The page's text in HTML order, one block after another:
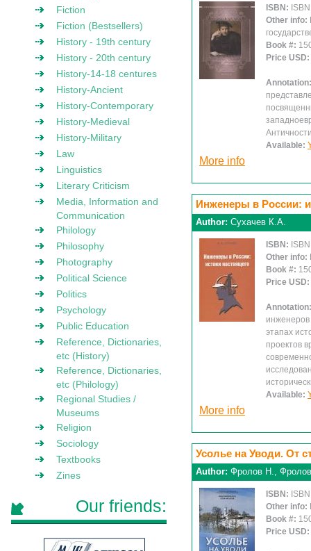
ISBN:
Other info:
Book #:
Price USD:
Available:
More info
Инженеры в России:
Author: Сухачев К.А.
ISBN:
Other info:
Book #:
Price USD:
этапах
проектов
Available:
More info
Усолье на Уводи. От
Author: Фролов Н.,
ISBN:
Other info:
Book #:
Price USD:
Fiction
Fiction (Bestsellers)
History - 19th century
History - 20th century
History-14-18 centures
History-Ancient
History-Contemporary
History-Medieval
History-Military
Law
Linguistics
Literary Criticism
Media, Information and
Communication
Philology
Philosophy
Photography
Political Science
Politics
Psychology
Public Education
Reference, Dictionaries,
etc (History)
Reference, Dictionaries,
etc (Philology)
Regional Studies /
Museums
Religion
Sociology
Textbooks
Zines
Our friends: